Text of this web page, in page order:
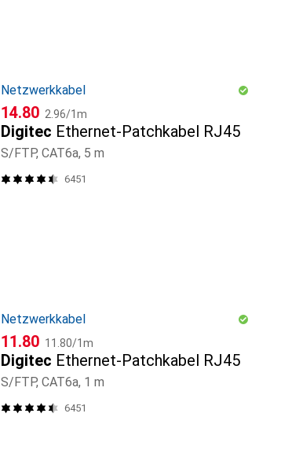
Netzwerkkabel
CHF
14.80 CHF
2.96/1m
Digitec Ethernet-Patchkabel RJ45
S/FTP, CAT6a, 5 m
6451
Netzwerkkabel
CHF
11.80 CHF
11.80/1m
Digitec Ethernet-Patchkabel RJ45
S/FTP, CAT6a, 1 m
6451